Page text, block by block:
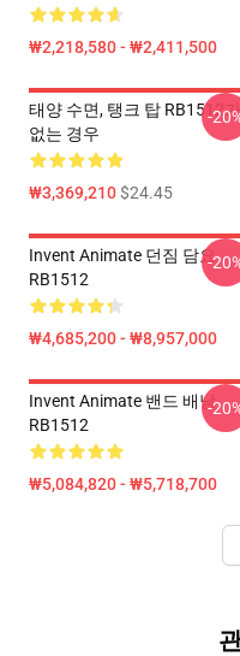
₩2,218,580 - ₩2,411,500
태양 수면, 탱크 탑 RB1512가
없는 경우
₩3,369,210$24.45
-
Invent Animate 던짐 담요
RB1512
₩4,685,200 - ₩8,957,000
-
Invent Animate 밴드 배낭
RB1512
₩5,084,820 - ₩5,718,700
-